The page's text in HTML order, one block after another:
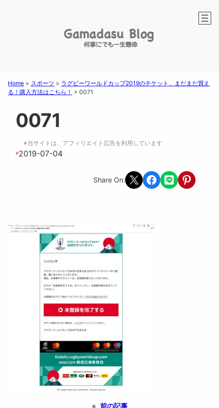
Home > スポーツ > ラグビーワールドカップ2019のチケット、まだまだ買え
る！購入方法はこちら！ > 0071
0071
※当サイトは、アフィリエイト広告を利用しています
#2019-07-04
Share On: Share on X Share on Facebook
Share on LINEShare on
« 前の記事